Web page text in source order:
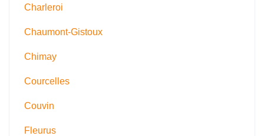
Charleroi
Chaumont-Gistoux
Chimay
Courcelles
Couvin
Fleurus